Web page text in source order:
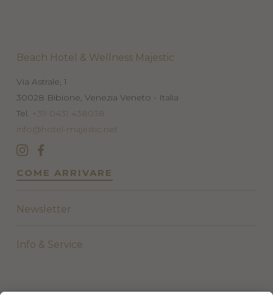
Beach Hotel & Wellness Majestic
Via Astrale, 1
30028 Bibione, Venezia Veneto - Italia
Tel. +39 0431 438038
info@hotel-majestic.net
COME ARRIVARE
Newsletter
Info & Service